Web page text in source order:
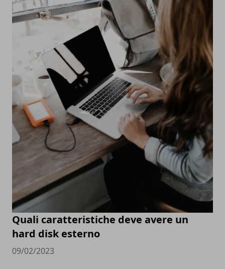
Quali caratteristiche deve avere un
hard disk esterno
09/02/2023